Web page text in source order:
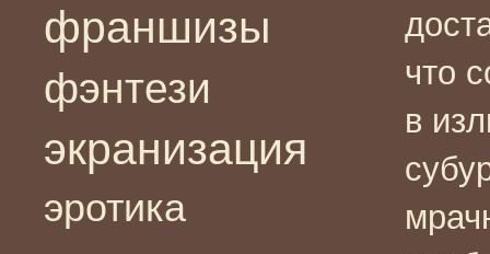
франшизы
фэнтези
экранизация
эротика
что
в